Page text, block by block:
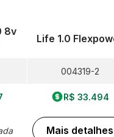
8v
Life 1.0
004319-2
R$ 33.494
Mais detalhes